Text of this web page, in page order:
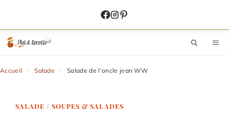
contenu
Accueil - Salade - Salade de l’oncle jean WW
SALADE /SOUPES & SALADES